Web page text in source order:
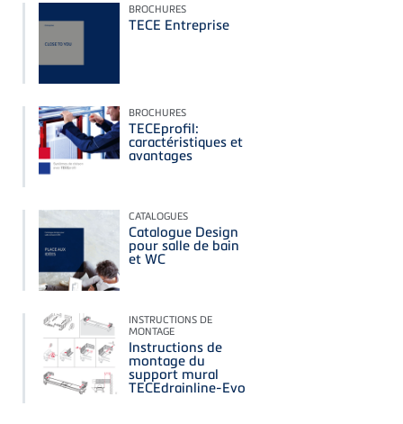
BROCHURES
TECE Entreprise
BROCHURES
TECEprofil:
caractéristiques et
avantages
CATALOGUES
Catalogue Design
pour salle de bain
et WC
INSTRUCTIONS DE
MONTAGE
Instructions de
montage du
support mural
TECEdrainline-Evo